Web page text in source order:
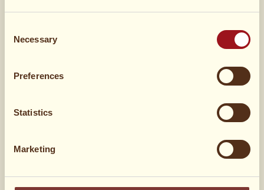
Selection
Necessary
Preferences
Statistics
Marketing